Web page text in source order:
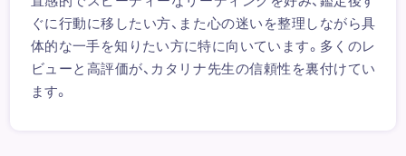
ぐに行動に移したい方、また心の迷いを整理しながら具
体的な一手を知りたい方に特に向いています。多くのレ
ビューと高評価が、カタリナ先生の信頼性を裏付けてい
ます。